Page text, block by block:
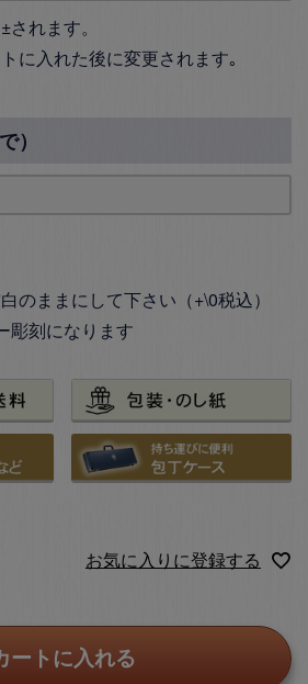
れます。
に入れた後に変更されます｡
）
のままにして下さい（+\0税込）
彫刻になります
お気に入りに登録する
ートに入れる